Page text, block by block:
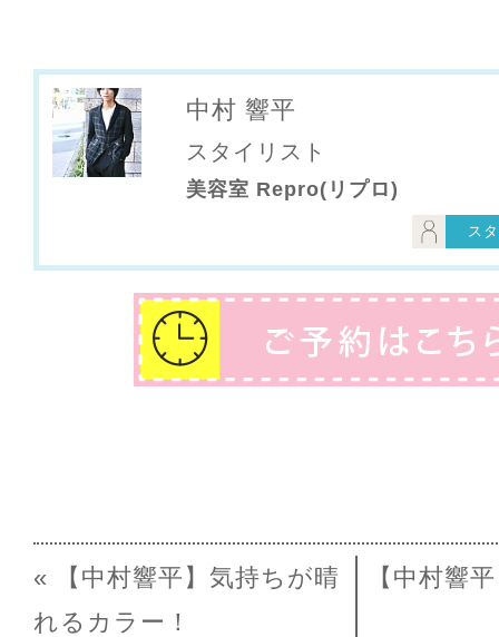
中村 響平
スタイリスト
美容室 Repro(リプロ)
ス
« 【中村響平】気持ちが晴
れるカラー！
【中村響